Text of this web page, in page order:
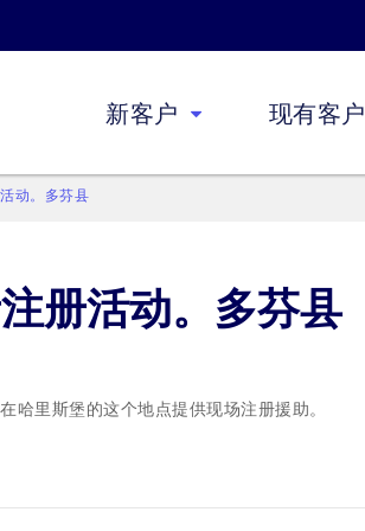
新客户 现有客户
动。多芬县
册活动。多芬县
里斯堡的这个地点提供现场注册援助。